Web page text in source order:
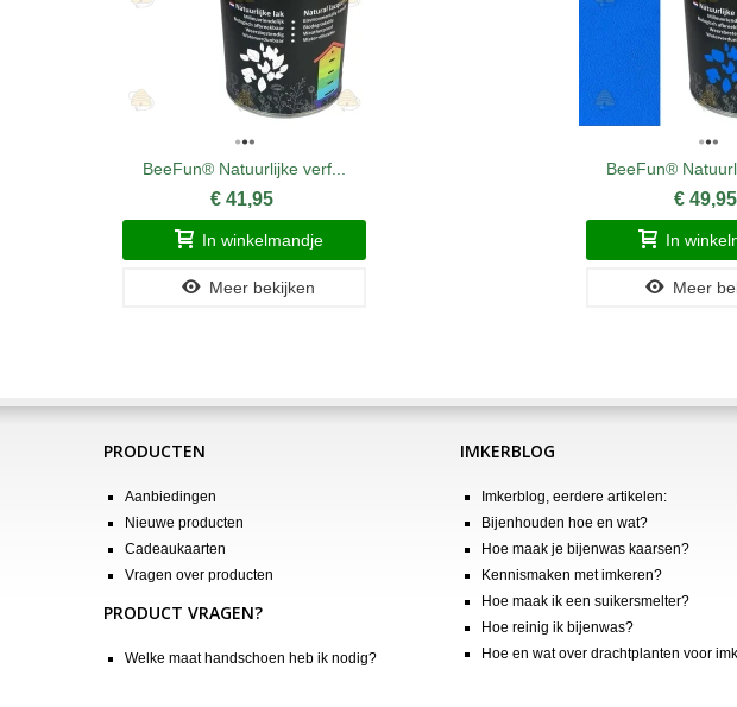
BeeFun® Natuurlijke verf...
€ 41,95
In winkelmandje
Meer bekijken
BeeFun®
€ 49,95
In
Meer
PRODUCTEN
Aanbiedingen
Nieuwe producten
Cadeaukaarten
Vragen over producten
PRODUCT VRAGEN?
Welke maat handschoen heb ik nodig?
IMKERBLOG
Imkerblog, eerdere artikelen:
Bijenhouden hoe en wat?
Hoe maak je bijenwas kaarsen?
Kennismaken met imkeren?
Hoe maak ik een suikersmelter?
Hoe reinig ik bijenwas?
Hoe en wat over drachtplanten voor